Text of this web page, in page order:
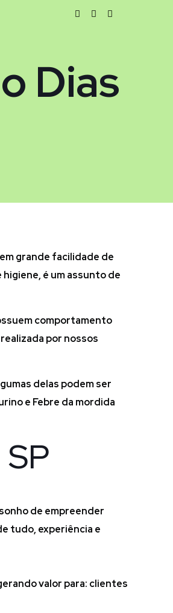
Dias
grande facilidade de
é um assunto de
comportamento
por nossos
delas podem ser
e Febre da mordida
de empreender
tudo, experiência e
valor para: clientes